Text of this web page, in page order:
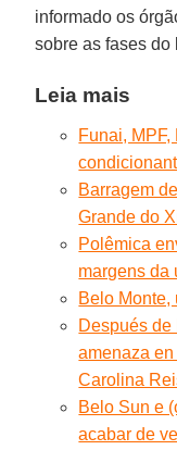
informado os
sobre as fases
Leia mais
Funai,
Barragem
Grande do
Polêmica
margens da
Belo
Después
amenaza
Carolina
Belo Sun e
acabar de